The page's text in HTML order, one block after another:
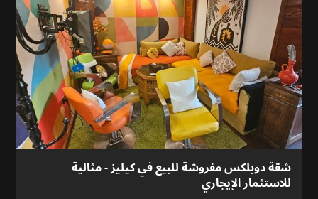
شقة دوبلكس مفروشة للبيع في كيليز - مثالية
للاستثمار الإيجاري